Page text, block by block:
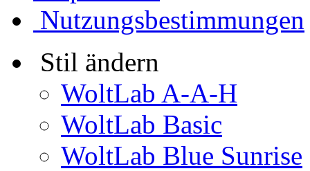
Nutzungsbestimmungen
Stil ändern
WoltLab A-A-H
WoltLab Basic
WoltLab Blue Sunrise